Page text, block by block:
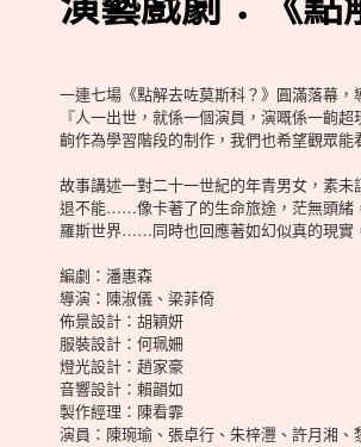
演藝戲劇：《點
一連七場《點解去咗莫斯科？》圓滿落幕
『人一出世，就係一個演員，演嘅係一齣
齣作為學習階段的制作，我們也希望觀眾能
故事講述一對二十一世紀的年青男女，素
退不能……像卡著了的生命旅途，茫無頭
羅斯世界……同時也回應著如幻似真的現實
編劇：潘惠森
導演：陳淑儀、梁菲倚
佈景設計：胡穎妍
服裝設計：何珮姍
燈光設計：趙家豪
音響設計：賴韻如
製作經理：陳看霏
演員：陳琬瑜、張卓行、朱梓灃、許月湘